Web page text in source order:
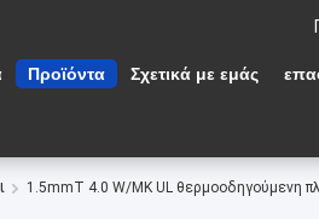
Προϊόντα Σχετικά με εμάς
1.5mmT 4.0 W/MK UL θερμοοδηγούμενη